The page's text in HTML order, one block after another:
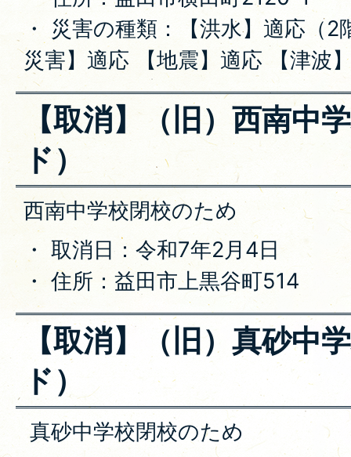
・ 災害の種類：【洪水】適応（2
災害】適応 【地震】適応 【津波
【取消】（旧）西南中
ド）
西南中学校閉校のため
・ 取消日：令和7年2月4日
・ 住所：益田市上黒谷町514
【取消】（旧）真砂中
ド）
真砂中学校閉校のため